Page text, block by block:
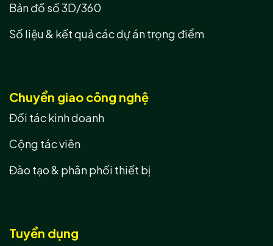
Bản đồ số 3D/360
Số liệu & kết quả các dự án trọng điểm
Chuyển giao công nghệ
Đối tác kinh doanh
Cộng tác viên
Đào tạo & phân phối thiết bị
Tuyển dụng